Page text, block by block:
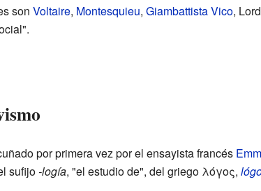
son Voltaire, Montesquieu, Giambattista Vico,
por primera vez por el ensayista francés
sufijo-logía, "el estudio de", del griego λόγος,